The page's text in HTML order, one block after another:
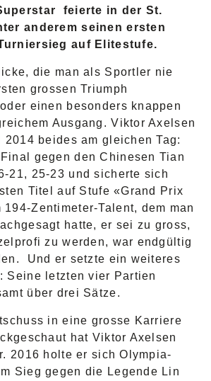
feierte in der St.
anderem seinen ersten
auf Elitestufe.
die man als Sportler nie
grossen Triumph
einen besonders knappen
Ausgang. Viktor Axelsen
beides am gleichen Tag:
gegen den Chinesen Tian
21, 25-23 und sicherte sich
Titel auf Stufe «Grand Prix
194-Zentimeter-Talent, dem man
hatte, er sei zu gross,
zu werden, war endgültig
Und er setzte ein weiteres
Seine letzten vier Partien
über drei Sätze.
in eine grosse Karriere
hat Viktor Axelsen
2016 holte er sich Olympia-
Sieg gegen die Legende Lin